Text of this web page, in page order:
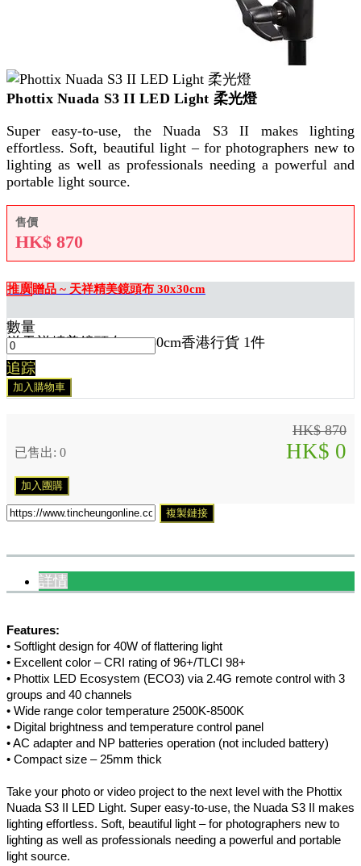
Phottix Nuada S3 II LED Light 柔光燈
Super easy-to-use, the Nuada S3 II makes lighting
effortless. Soft, beautiful light – for photographers new to
lighting as well as professionals needing a powerful and
portable light source.
售價
HK$ 870
推廣贈品 ~ 天祥精美鏡頭布 30x30cm
送天祥精美鏡頭布 30x30cm香港行貨 1件
數量
追踪
加入購物車
HK$ 870
已售出: 0 HK$ 0
加入團購
複製鏈接
詳情
Features:
• Softlight design for 40W of flattering light
• Excellent color – CRI rating of 96+/TLCI 98+
• Phottix LED Ecosystem (ECO3) via 2.4G remote control with 3
groups and 40 channels
• Wide range color temperature 2500K-8500K
• Digital brightness and temperature control panel
• AC adapter and NP batteries operation (not included battery)
• Compact size – 25mm thick
Take your photo or video project to the next level with the Phottix
Nuada S3 II LED Light. Super easy-to-use, the Nuada S3 II makes
lighting effortless. Soft, beautiful light – for photographers new to
lighting as well as professionals needing a powerful and portable
light source.